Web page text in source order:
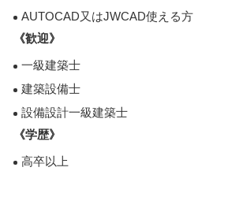
AUTOCAD又はJWCAD使える方
《歓迎》
一級建築士
建築設備士
設備設計一級建築士
《学歴》
高卒以上